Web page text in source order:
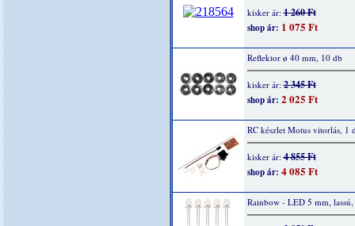
kisker ár:1 260 Ft
shop ár: 1 075 Ft
Reflektor ø 40 mm, 10 db
kisker ár:2 345 Ft
shop ár: 2 025 Ft
RC készlet Motus vitorlás, 1
kisker ár:4 855 Ft
shop ár: 4 085 Ft
Rainbow - LED 5 mm,